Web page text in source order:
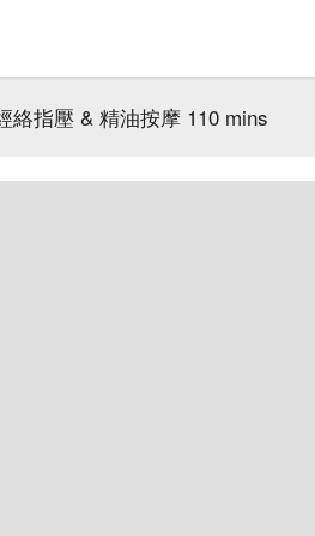
絡指壓 & 精油按摩 110 mins